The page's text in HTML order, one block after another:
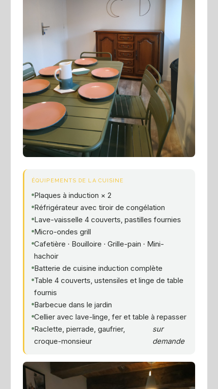
ÉQUIPEMENTS DE LA CUISINE
Plaques à induction × 2
Réfrigérateur avec tiroir de congélation
Lave-vaisselle 4 couverts, pastilles fournies
Micro-ondes grill
Cafetière · Bouilloire · Grille-pain · Mini-
hachoir
Batterie de cuisine induction complète
Table 4 couverts, ustensiles et linge de table
fournis
Barbecue dans le jardin
Cellier avec lave-linge, fer et table à repasser
Raclette, pierrade, gaufrier,
croque-monsieur
sur
demande